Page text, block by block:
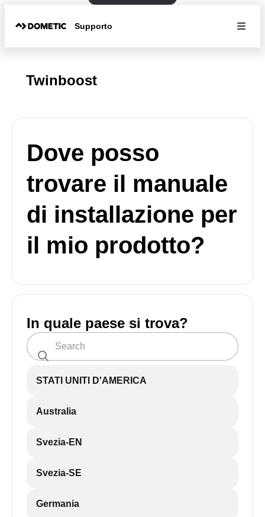
Supporto
Twinboost
Dove posso
trovare il manuale
di installazione per
il mio prodotto?
In quale paese si trova?
STATI UNITI D'AMERICA
Australia
Svezia-EN
Svezia-SE
Germania